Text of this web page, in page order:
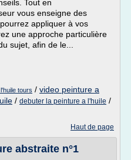
Tout en
vous enseigne des
appliquer à vos
une approche particulière
sujet, afin de le...
tours / video peinture a
/ debuter la peinture a l'huile /
Haut de page
abstraite n°1